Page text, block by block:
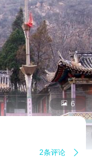
 6
2条评论 